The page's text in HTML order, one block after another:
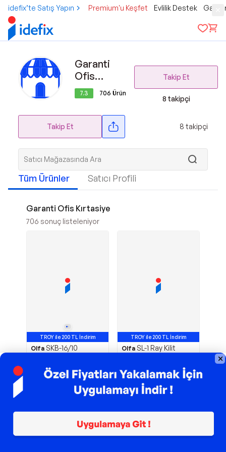
idefix’te Satış Yapın Premium'u Keşfet Evlilik Destek
Garanti
Ofis
Kırtasiye
7.3 706 Ürün
Takip Et
8 takipçi
Takip Et 8 takipçi
Tüm Ürünler Satıcı Profili
Garanti Ofis Kırtasiye
706 sonuç listeleniyor
TROY ile 200 TL İndirim
Olfa SKB-16/10
TROY ile 200 TL İndirim
Olfa SL-1 Ray Kilit
TL